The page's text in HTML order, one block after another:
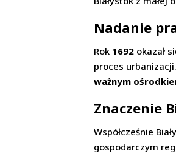
Nadanie
Rok 1692 okazał
proces
ważnym
Znaczenie
Współcześnie
gospodarczym